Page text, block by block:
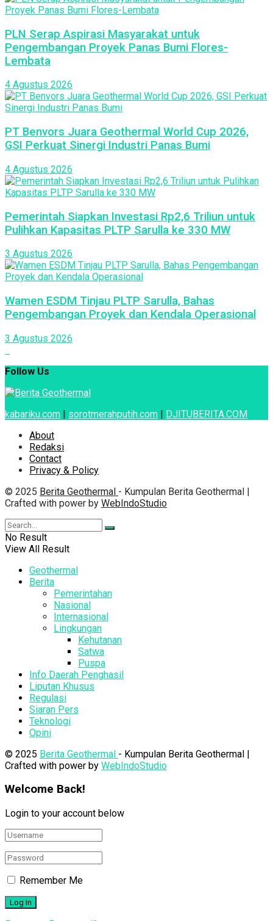
PLN Serap Aspirasi Masyarakat untuk
Pengembangan Proyek Panas Bumi Flores-
Lembata
4 Agustus 2026
PT Benvors Juara Geothermal World Cup 2026,
GSI Perkuat Sinergi Industri Panas Bumi
4 Agustus 2026
Pemerintah Siapkan Investasi Rp2,6 Triliun untuk
Pulihkan Kapasitas PLTP Sarulla ke 330 MW
3 Agustus 2026
Wamen ESDM Tinjau PLTP Sarulla, Bahas
Pengembangan Proyek dan Kendala Operasional
3 Agustus 2026
Follow Us
kabariku.com | sorotmerahputih.com | DJITUBERITA.COM
About
Redaksi
Contact
Privacy & Policy
© 2025 Berita Geothermal - Kumpulan Berita Geothermal |
Crafted with power by WebIndoStudio
No Result
View All Result
Geothermal
Berita
Pemerintahan
Nasional
Internasional
Lingkungan
Kehutanan
Satwa
Puspa
Info Daerah Penghasil
Liputan Khusus
Regulasi
Siaran Pers
Teknologi
Opini
© 2025 Berita Geothermal - Kumpulan Berita Geothermal |
Crafted with power by WebIndoStudio
Welcome Back!
Login to your account below
Remember Me